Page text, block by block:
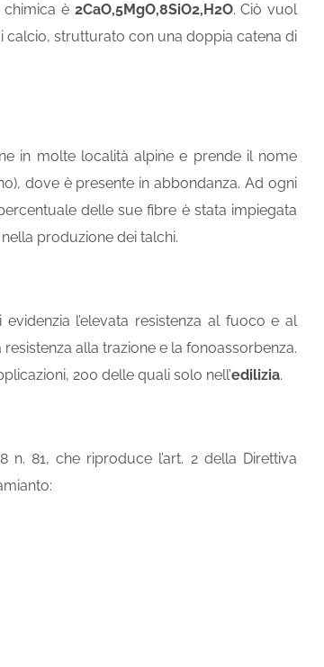
chimica è 2CaO,5MgO,8SiO2,H2O. Ciò vuol
strutturato con una doppia catena di
in molte località alpine e prende il nome
dove è presente in abbondanza. Ad ogni
delle sue fibre è stata impiegata
produzione dei talchi.
evidenzia l’elevata resistenza al fuoco e al
alla trazione e la fonoassorbenza.
200 delle quali solo nell’edilizia.
n. 81, che riproduce l’art. 2 della Direttiva